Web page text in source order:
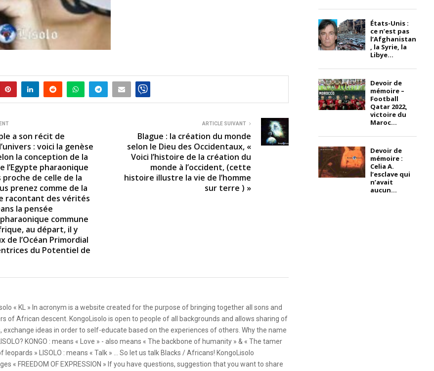
a son récit de
: voici la genèse
la conception de la
l’Egypte pharaonique
proche de celle de la
prenez comme de la
racontant des vérités
la pensée
commune
au départ, il y
de l’Océan Primordial
du Potentiel de
ARTICLE SUIVANT
Blague : la création du monde
selon le Dieu des Occidentaux, «
Voici l’histoire de la création du
monde à l’occident, (cette
histoire illustre la vie de l’homme
sur terre ) »
« KL » In acronym is a website created for the purpose of bringing together all sons and
of African descent. KongoLisolo is open to people of all backgrounds and allows sharing of
exchange ideas in order to self-educate based on the experiences of others. Why the name
KONGO : means « Love » - also means « The backbone of humanity » & « The tamer
leopards » LISOLO : means « Talk » ... So let us talk Blacks / Africans! KongoLisolo
« FREEDOM OF EXPRESSION » If you have questions, suggestion that you want to share
États-Unis :
ce n’est pas
l’Afghanistan
, la Syrie, la
Libye...
Devoir de
mémoire –
Football
Qatar 2022,
victoire du
Maroc...
Devoir de
mémoire :
Celia A.
l’esclave qui
n’avait
aucun...